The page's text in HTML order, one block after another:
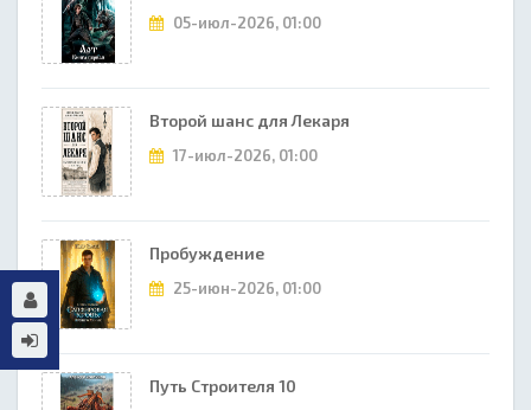
05-июл-2026, 01:00
Второй шанс для Лекаря
17-июл-2026, 01:00
Пробуждение
25-июн-2026, 01:00
Путь Строителя 10